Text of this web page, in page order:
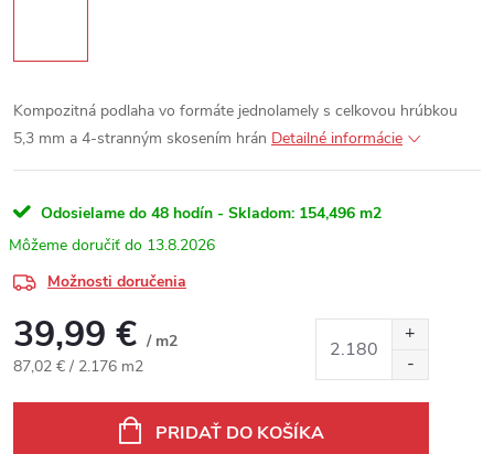
Kompozitná podlaha vo formáte jednolamely s celkovou hrúbkou
5,3 mm a 4-stranným skosením hrán Detailné informácie
Odosielame do 48 hodín - Skladom: 154,496 m2
13.8.2026
Možnosti doručenia
39,99 € / m2
Jednotková cena:
87,02 € / 2.176 m2
PRIDAŤ DO KOŠÍKA